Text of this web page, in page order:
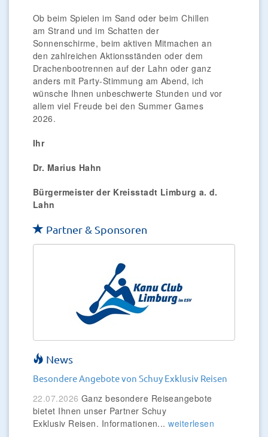
Ob beim Spielen im Sand oder beim Chillen
am Strand und im Schatten der
Sonnenschirme, beim aktiven Mitmachen an
den zahlreichen Aktionsständen oder dem
Drachenbootrennen auf der Lahn oder ganz
anders mit Party-Stimmung am Abend, ich
wünsche Ihnen unbeschwerte Stunden und vor
allem viel Freude bei den Summer Games
2026.
Ihr
Dr. Marius Hahn
Bürgermeister der Kreisstadt Limburg a. d.
Lahn
Partner & Sponsoren
News
Besondere Angebote von Schuy Exklusiv Reisen
22.07.2026 Ganz besondere Reiseangebote
bietet Ihnen unser Partner Schuy
Exklusiv Reisen. Informationen...weiterlesen